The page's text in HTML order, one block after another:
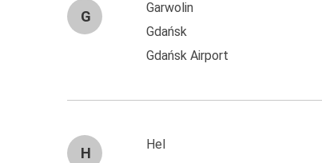
G
Garwolin
Gdańsk
Gdańsk Airport
H
Hel